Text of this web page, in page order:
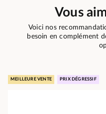
Vous
Voici nos
besoin en complément
MEILLEURE VENTE PRIX DÉGRESSIF